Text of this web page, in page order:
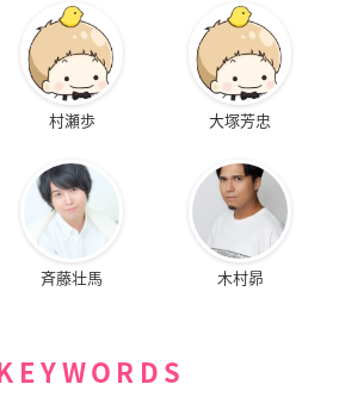
村瀬歩 大塚芳忠
斉藤壮馬 木村昴
KEYWORDS